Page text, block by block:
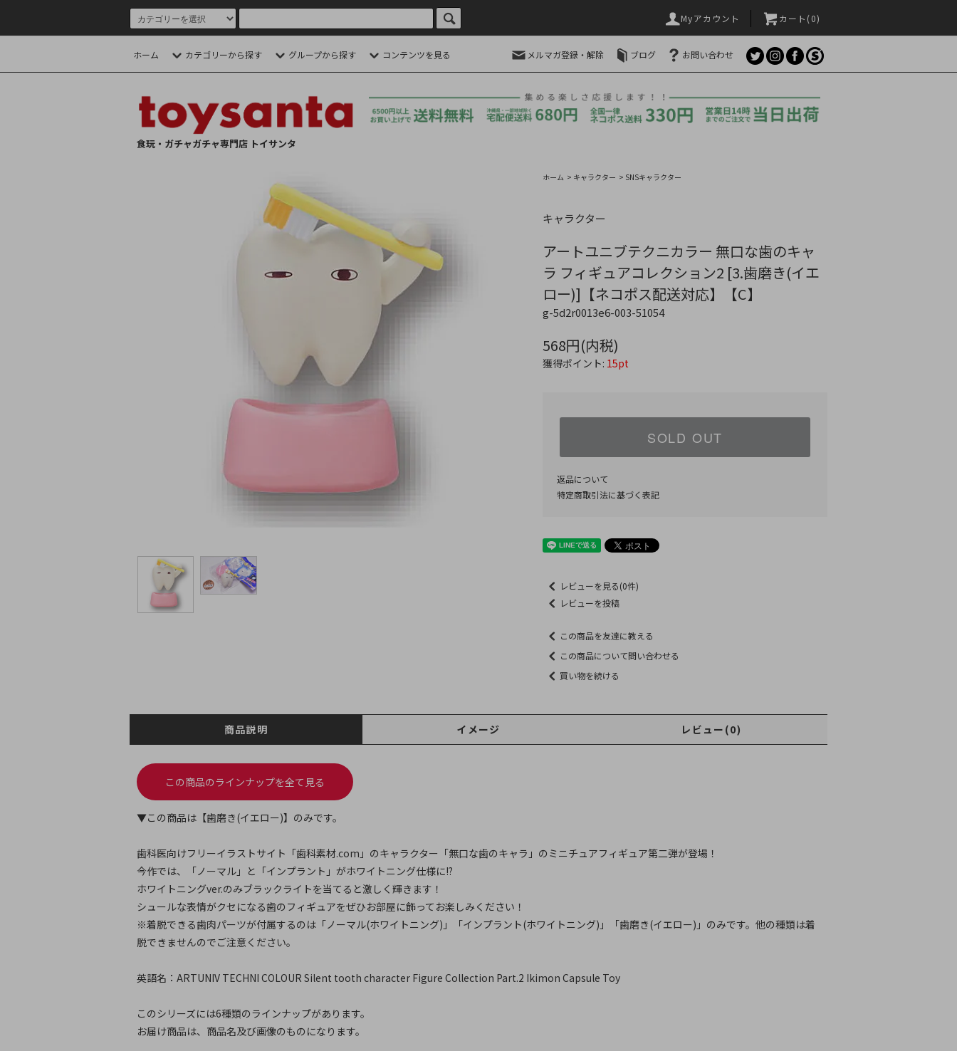
Myアカウント カート(0)
ホーム カテゴリーから探す グループから探す コンテンツを見る メルマガ登録・解除 ブログ お問い合わせ
食玩・ガチャガチャ専門店 トイサンタ
ホーム > キャラクター > SNSキャラクター
キャラクター
アートユニブテクニカラー 無口な歯のキャ
ラ フィギュアコレクション2 [3.歯磨き(イエ
ロー)]【ネコポス配送対応】【C】
g-5d2r0013e6-003-51054
568円(内税)
獲得ポイント: 15pt
SOLD OUT
返品について
特定商取引法に基づく表記
レビューを見る(0件)
レビューを投稿
この商品を友達に教える
この商品について問い合わせる
買い物を続ける
商品説明 イメージ レビュー(0)
この商品のラインナップを全て見る
▼この商品は【歯磨き(イエロー)】のみです。
歯科医向けフリーイラストサイト「歯科素材.com」のキャラクター「無口な歯のキャラ」のミニチュアフィギュア第二弾が登場！
今作では、「ノーマル」と「インプラント」がホワイトニング仕様に!?
ホワイトニングver.のみブラックライトを当てると激しく輝きます！
シュールな表情がクセになる歯のフィギュアをぜひお部屋に飾ってお楽しみください！
※着脱できる歯肉パーツが付属するのは「ノーマル(ホワイトニング)」「インプラント(ホワイトニング)」「歯磨き(イエロー)」のみです。他の種類は着
脱できませんのでご注意ください。
英語名：ARTUNIV TECHNI COLOUR Silent tooth character Figure Collection Part.2 Ikimon Capsule Toy
このシリーズには6種類のラインナップがあります。
お届け商品は、商品名及び画像のものになります。